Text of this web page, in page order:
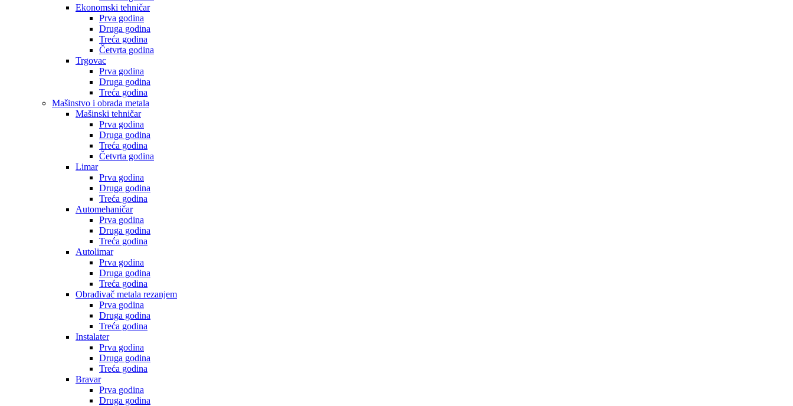
Ekonomski tehničar
Prva godina
Druga godina
Treća godina
Četvrta godina
Trgovac
Prva godina
Druga godina
Treća godina
Mašinstvo i obrada metala
Mašinski tehničar
Prva godina
Druga godina
Treća godina
Četvrta godina
Limar
Prva godina
Druga godina
Treća godina
Automehaničar
Prva godina
Druga godina
Treća godina
Autolimar
Prva godina
Druga godina
Treća godina
Obrađivač metala rezanjem
Prva godina
Druga godina
Treća godina
Instalater
Prva godina
Druga godina
Treća godina
Bravar
Prva godina
Druga godina